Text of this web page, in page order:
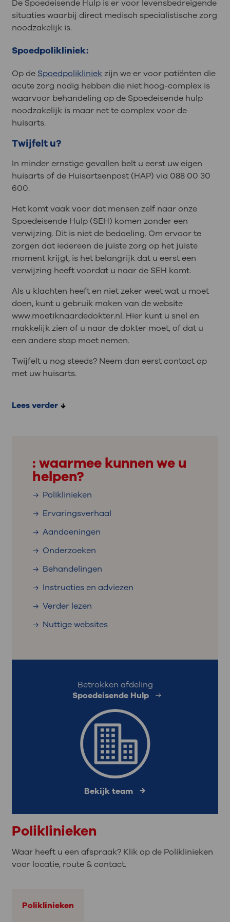
De Spoedeisende Hulp is er voor levensbedreigende
situaties waarbij direct medisch specialistische zorg
noodzakelijk is.
Spoedpolikliniek:
Op de Spoedpolikliniekzijn we er voor patiënten die
acute zorg nodig hebben die niet hoog-complex is
waarvoor behandeling op de Spoedeisende hulp
noodzakelijk is maar net te complex voor de
huisarts.
Twijfelt u?
In minder ernstige gevallen belt u eerst uw eigen
huisarts of de Huisartsenpost (HAP) via 088 00 30
600.
Het komt vaak voor dat mensen zelf naar onze
Spoedeisende Hulp (SEH) komen zonder een
verwijzing. Dit is niet de bedoeling. Om ervoor te
zorgen dat iedereen de juiste zorg op het juiste
moment krijgt, is het belangrijk dat u eerst een
verwijzing heeft voordat u naar de SEH komt.
Als u klachten heeft en niet zeker weet wat u moet
doen, kunt u gebruik maken van de website
www.moetiknaardedokter.nl. Hier kunt u snel en
makkelijk zien of u naar de dokter moet, of dat u
een andere stap moet nemen.
Twijfelt u nog steeds? Neem dan eerst contact op
met uw huisarts.
Lees verder
: waarmee kunnen we u
helpen?
Poliklinieken
Ervaringsverhaal
Aandoeningen
Onderzoeken
Behandelingen
Instructies en adviezen
Verder lezen
Nuttige websites
Betrokken afdeling
Spoedeisende Hulp
Bekijk team
Poliklinieken
Waar heeft u een afspraak? Klik op de Poliklinieken
voor locatie, route & contact.
Poliklinieken